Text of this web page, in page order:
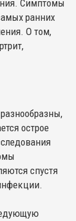
Симптомы
ранних
О том,
острое
спустя